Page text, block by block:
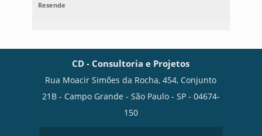
Resende
CD - Consultoria e Projetos
Rua Moacir Simões da Rocha, 454, Conjunto
21B - Campo Grande - São Paulo - SP - 04674-
150